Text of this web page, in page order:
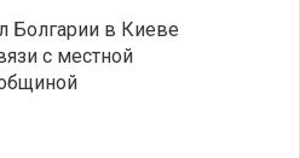
Болгарии в Киеве
с местной